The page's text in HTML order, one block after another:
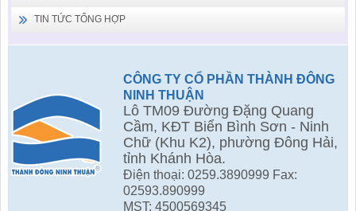
TIN TỨC TỔNG HỢP
CÔNG TY CỔ PHẦN THÀNH ĐÔNG
NINH THUẬN
Lô TM09 Đường Đặng Quang
Cầm, KĐT Biển Bình Sơn - Ninh
Chữ (Khu K2), phường Đông Hải,
tỉnh Khánh Hòa.
Điện thoại: 0259.3890999 Fax:
02593.890999
MST: 4500569345